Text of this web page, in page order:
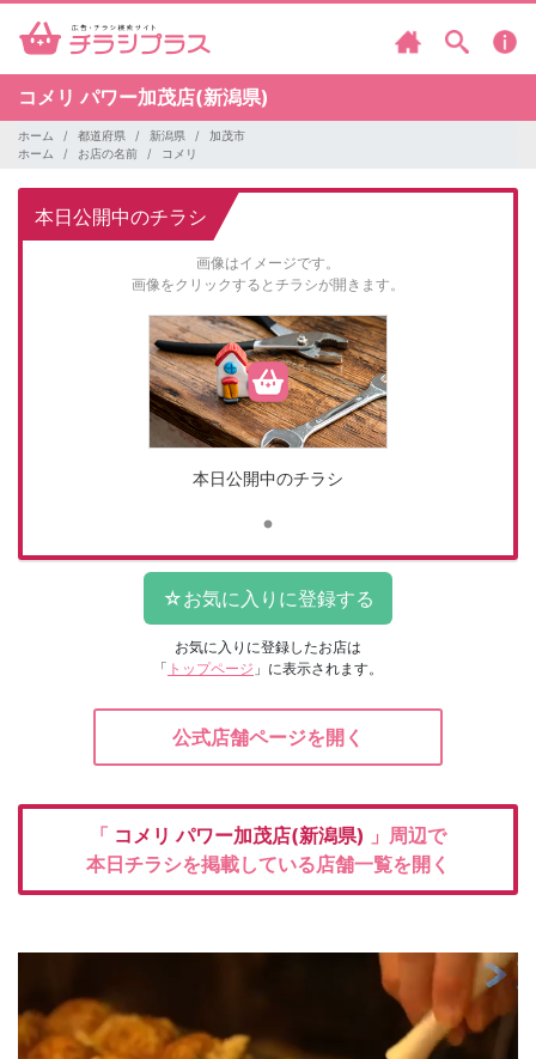
コメリ パワー加茂店(新潟県)
ホーム 都道府県 新潟県
加茂市
ホーム
お店の名前 コメリ
本日公開中のチラシ
画像はイメージです。
画像をクリックするとチラシが開きます。
本日公開中のチラシ
お気に入りに登録したお店は
「 トップページ 」に表示されます。
公式店舗ページを開く
「 コメリパワー加茂店(新潟県) 」周辺で
本日チラシを掲載している店舗一覧を開く